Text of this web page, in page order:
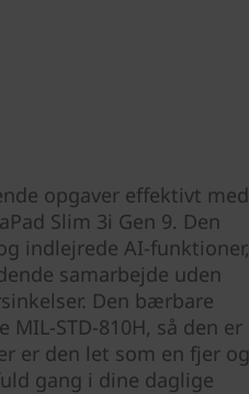
opgaver effektivt med
Slim 3i Gen 9. Den
indlejrede AI-funktioner,
samarbejde uden
Den bærbare
STD-810H, så den er
er den let som en fjer og
gang i dine daglige